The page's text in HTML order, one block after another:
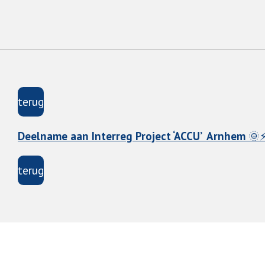
terug
Deelname aan Interreg Project ‘ACCU’ Arnhem
terug